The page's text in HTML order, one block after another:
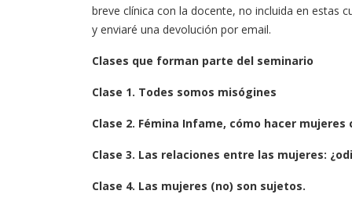
breve clínica con la docente, no incluida en estas
y enviaré una devolución por email.
Clases que forman parte del seminario
Clase 1. Todes somos misógines
Clase 2. Fémina Infame, cómo hacer mujeres
Clase 3. Las relaciones entre las mujeres:
Clase 4. Las mujeres (no) son sujetos.